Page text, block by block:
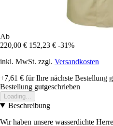
Ab
220,00 € 152,23 € -31%
inkl. MwSt. zzgl. Versandkosten
+7,61 € für Ihre nächste Bestellung
Bestellung gutgeschrieben
Loading...
Beschreibung
Wir haben unsere wasserdichte